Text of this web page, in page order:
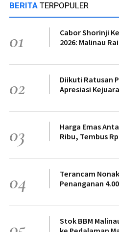
BERITA TERPOPULER
01
Cabor Shorinji
2026: Malinau
02
Diikuti Ratusan
Apresiasi
03
Harga Emas
Ribu, Tembus
04
Terancam
Penanganan
Stok BBM